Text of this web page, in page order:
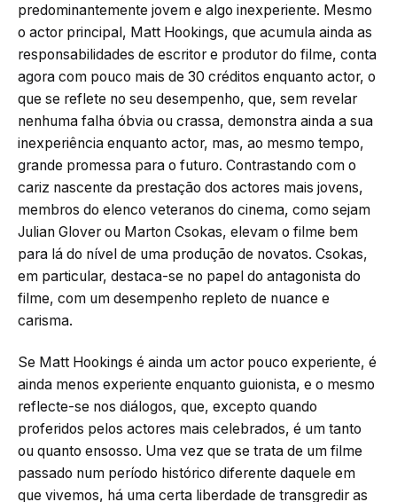
predominantemente jovem e algo inexperiente. Mesmo
o actor principal, Matt Hookings, que acumula ainda as
responsabilidades de escritor e produtor do filme, conta
agora com pouco mais de 30 créditos enquanto actor, o
que se reflete no seu desempenho, que, sem revelar
nenhuma falha óbvia ou crassa, demonstra ainda a sua
inexperiência enquanto actor, mas, ao mesmo tempo,
grande promessa para o futuro. Contrastando com o
cariz nascente da prestação dos actores mais jovens,
membros do elenco veteranos do cinema, como sejam
Julian Glover ou Marton Csokas, elevam o filme bem
para lá do nível de uma produção de novatos. Csokas,
em particular, destaca-se no papel do antagonista do
filme, com um desempenho repleto de nuance e
carisma.
Se Matt Hookings é ainda um actor pouco experiente, é
ainda menos experiente enquanto guionista, e o mesmo
reflecte-se nos diálogos, que, excepto quando
proferidos pelos actores mais celebrados, é um tanto
ou quanto ensosso. Uma vez que se trata de um filme
passado num período histórico diferente daquele em
que vivemos, há uma certa liberdade de transgredir as